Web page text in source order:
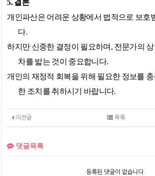
5.결론
개인파산은 어려운 상황에서 법적으로 보호
다.
하지만 신중한 결정이 필요하며 , 전문가의
차를 밟는 것이 중요합니다.
개인의 재정적 회복을 위해 필요한 정보를
한 조치를 취하시기 바랍니다.
이전글 목록
댓글목록
등록된 댓글이 없습니다.